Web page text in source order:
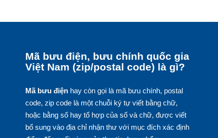
Mã bưu điện, bưu chính quốc gia
Việt Nam (zip/postal code) là gì?
Mã bưu điệnhay còn gọi là mã bưu chính, postal
code, zip code là một chuỗi ký tự viết bằng chữ,
hoặc bằng số hay tổ hợp của số và chữ, được viết
bổ sung vào địa chỉ nhận thư với mục đích xác định